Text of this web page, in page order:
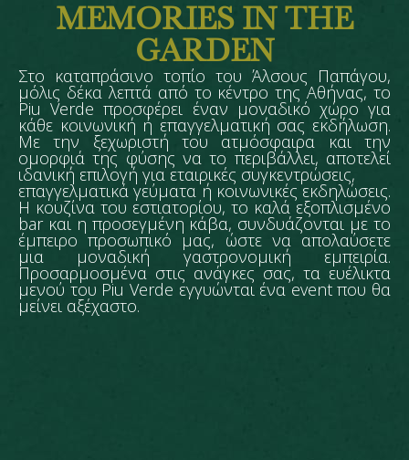
MEMORIES IN THE
GARDEN
Στο καταπράσινο τοπίο του Άλσους Παπάγου,
μόλις δέκα λεπτά από το κέντρο της Αθήνας, το
Piu Verde προσφέρει έναν μοναδικό χώρο για
κάθε κοινωνική ή επαγγελματική σας εκδήλωση.
Με την ξεχωριστή του ατμόσφαιρα και την
ομορφιά της φύσης να το περιβάλλει, αποτελεί
ιδανική επιλογή για εταιρικές συγκεντρώσεις,
επαγγελματικά γεύματα ή κοινωνικές εκδηλώσεις.
Η κουζίνα του εστιατορίου, το καλά εξοπλισμένο
bar και η προσεγμένη κάβα, συνδυάζονται με το
έμπειρο προσωπικό μας, ώστε να απολαύσετε
μια μοναδική γαστρονομική εμπειρία.
Προσαρμοσμένα στις ανάγκες σας, τα ευέλικτα
μενού του Piu Verde εγγυώνται ένα event που θα
μείνει αξέχαστο.